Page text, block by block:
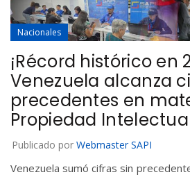
Nacionales
¡Récord histórico en
Venezuela alcanza
precedentes en
Propiedad
Publicado por Webmaster SAPI
Venezuela sumó cifras sin